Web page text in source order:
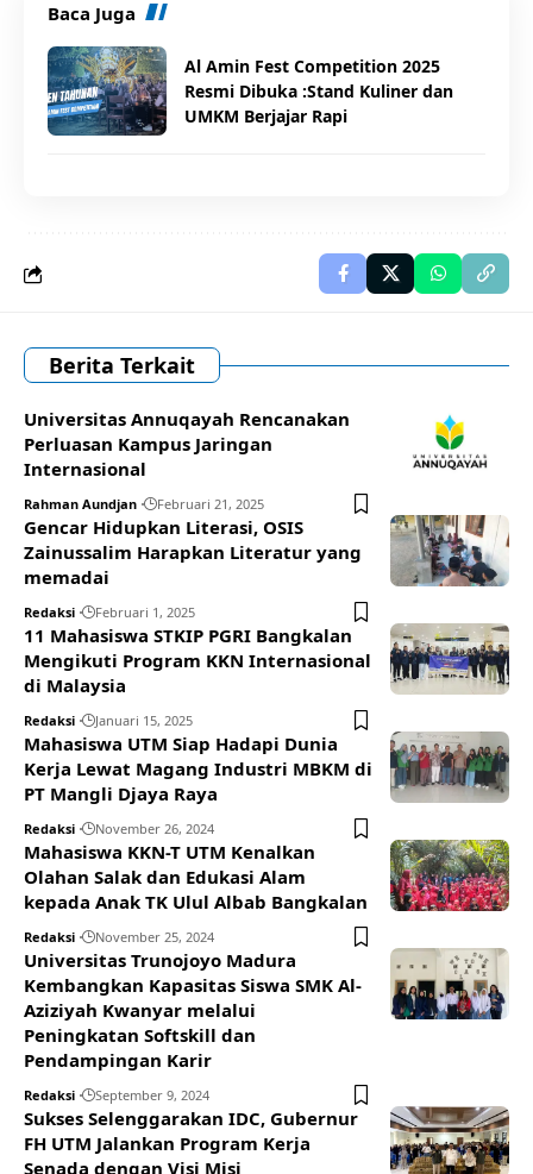
Baca Juga
Al Amin Fest Competition 2025
Resmi Dibuka :Stand Kuliner dan
UMKM Berjajar Rapi
Berita Terkait
Universitas Annuqayah Rencanakan
Perluasan Kampus Jaringan
Internasional
Rahman Aundjan Februari 21, 2025
Gencar Hidupkan Literasi, OSIS
Zainussalim Harapkan Literatur yang
memadai
Redaksi Februari 1, 2025
11 Mahasiswa STKIP PGRI Bangkalan
Mengikuti Program KKN Internasional
di Malaysia
Redaksi Januari 15, 2025
Mahasiswa UTM Siap Hadapi Dunia
Kerja Lewat Magang Industri MBKM di
PT Mangli Djaya Raya
Redaksi November 26, 2024
Mahasiswa KKN-T UTM Kenalkan
Olahan Salak dan Edukasi Alam
kepada Anak TK Ulul Albab Bangkalan
Redaksi November 25, 2024
Universitas Trunojoyo Madura
Kembangkan Kapasitas Siswa SMK Al-
Aziziyah Kwanyar melalui
Peningkatan Softskill dan
Pendampingan Karir
Redaksi September 9, 2024
Sukses Selenggarakan IDC, Gubernur
FH UTM Jalankan Program Kerja
Senada dengan Visi Misi